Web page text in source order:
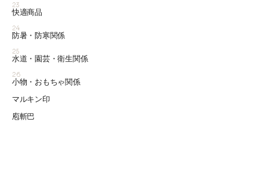
23
快適商品
24
防暑・防寒関係
25
水道・園芸・衛生関係
26
小物・おもちゃ関係
マルキン印
庖斬巴